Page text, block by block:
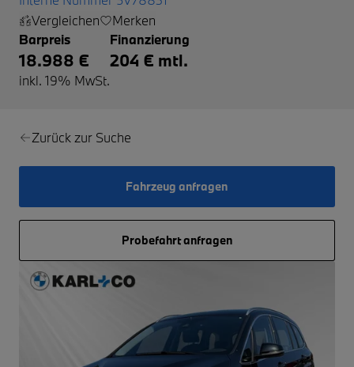
Vergleichen
Merken
Barpreis
18.988 €
inkl. 19% MwSt.
Finanzierung
204 € mtl.
Zurück zur Suche
Fahrzeug anfragen
Probefahrt anfragen